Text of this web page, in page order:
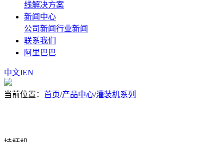
线解决方案
新闻中心
公司新闻行业新闻
联系我们
阿里巴巴
中文IEN
当前位置： 首页/产品中心/灌装机系列